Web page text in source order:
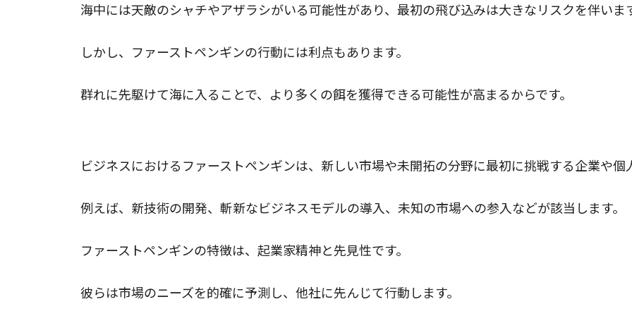
海中には天敵のシャチやアザラシがいる可能性があり、最初の飛び込みは大きなリスクを伴いま
しかし、ファーストペンギンの行動には利点もあります。
群れに先駆けて海に入ることで、より多くの餌を獲得できる可能性が高まるからです。
ビジネスにおけるファーストペンギンは、新しい市場や未開拓の分野に最初に挑戦する企業や個
例えば、新技術の開発、斬新なビジネスモデルの導入、未知の市場への参入などが該当します。
ファーストペンギンの特徴は、起業家精神と先見性です。
彼らは市場のニーズを的確に予測し、他社に先んじて行動します。